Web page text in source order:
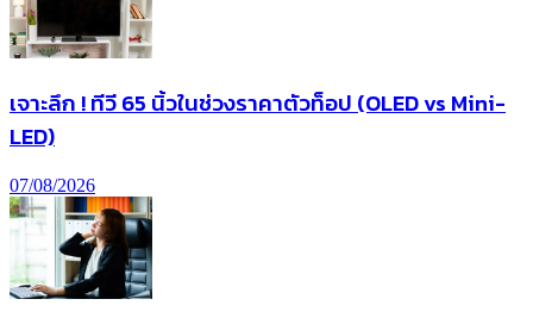
เจาะลึก ! ทีวี 65 นิ้วในช่วงราคาตัวท็อป (OLED vs Mini-
LED)
07/08/2026